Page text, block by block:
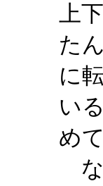
上
た
に
い
め
な